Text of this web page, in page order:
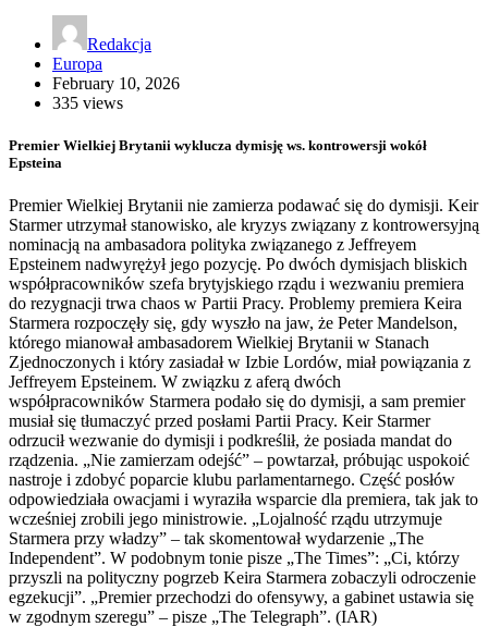
Redakcja
Europa
February 10, 2026
335 views
Premier Wielkiej Brytanii wyklucza dymisję ws. kontrowersji wokół
Epsteina
Premier Wielkiej Brytanii nie zamierza podawać się do dymisji. Keir
Starmer utrzymał stanowisko, ale kryzys związany z kontrowersyjną
nominacją na ambasadora polityka związanego z Jeffreyem
Epsteinem nadwyrężył jego pozycję. Po dwóch dymisjach bliskich
współpracowników szefa brytyjskiego rządu i wezwaniu premiera
do rezygnacji trwa chaos w Partii Pracy. Problemy premiera Keira
Starmera rozpoczęły się, gdy wyszło na jaw, że Peter Mandelson,
którego mianował ambasadorem Wielkiej Brytanii w Stanach
Zjednoczonych i który zasiadał w Izbie Lordów, miał powiązania z
Jeffreyem Epsteinem. W związku z aferą dwóch
współpracowników Starmera podało się do dymisji, a sam premier
musiał się tłumaczyć przed posłami Partii Pracy. Keir Starmer
odrzucił wezwanie do dymisji i podkreślił, że posiada mandat do
rządzenia. „Nie zamierzam odejść” – powtarzał, próbując uspokoić
nastroje i zdobyć poparcie klubu parlamentarnego. Część posłów
odpowiedziała owacjami i wyraziła wsparcie dla premiera, tak jak to
wcześniej zrobili jego ministrowie. „Lojalność rządu utrzymuje
Starmera przy władzy” – tak skomentował wydarzenie „The
Independent”. W podobnym tonie pisze „The Times”: „Ci, którzy
przyszli na polityczny pogrzeb Keira Starmera zobaczyli odroczenie
egzekucji”. „Premier przechodzi do ofensywy, a gabinet ustawia się
w zgodnym szeregu” – pisze „The Telegraph”. (IAR)